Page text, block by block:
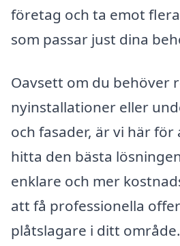
företag och ta emot
som passar just dina
Oavsett om du behöver
nyinstallationer eller
och fasader, är vi här
hitta den bästa
enklare och mer
att få professionella
plåtslagare i ditt område.